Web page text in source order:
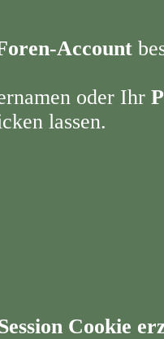
Account
oder Ihr
lassen.
Cookie